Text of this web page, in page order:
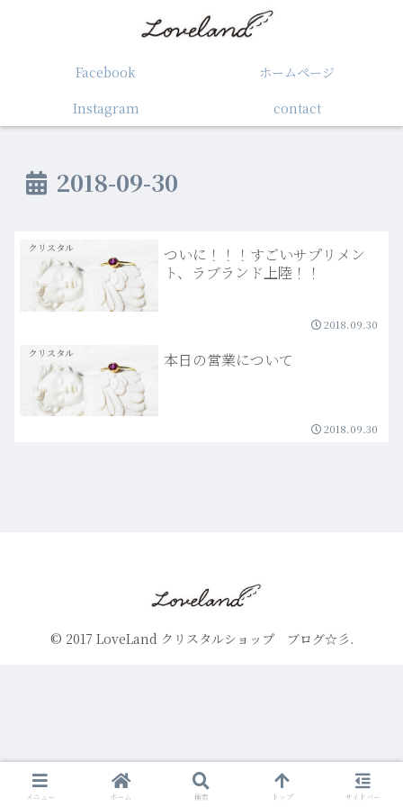
Facebook
ホームぺージ
Instagram
contact
2018-09-30
クリスタル
ついに！！！すごいサプリメン
ト、ラブランド上陸！！
2018.09.30
クリスタル 本日の営業について
2018.09.30
© 2017 LoveLand クリスタルショップ ブログ☆彡.
メニュー ホーム 検索 トップ サイドバー